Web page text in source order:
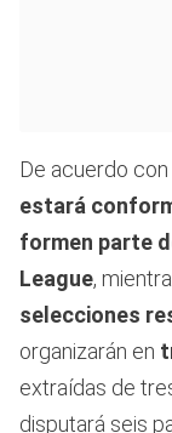
De acuerdo
estará
formen parte
League,
selecciones
organizarán en
extraídas de
disputará seis